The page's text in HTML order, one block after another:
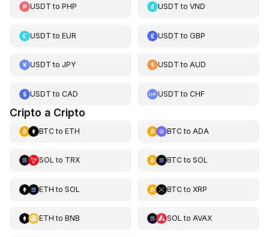
USDT to PHP USDT toVND
USDT to EUR USDT toGBP
USDT to JPY USDT toAUD
USDT to CAD USDT toCHF
Cripto a Cripto
BTCto ETH BTCto ADA
SOL to TRX BTCto SOL
ETH to SOL BTCto XRP
ETH to BNB SOL to AVAX